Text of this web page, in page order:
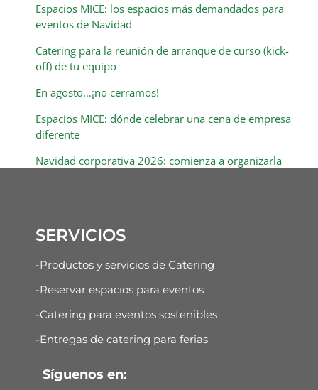
Espacios MICE: los espacios más demandados para
eventos de Navidad
Catering para la reunión de arranque de curso (kick-
off) de tu equipo
En agosto…¡no cerramos!
Espacios MICE: dónde celebrar una cena de empresa
diferente
Navidad corporativa 2026: comienza a organizarla
SERVICIOS
-Productos y servicios de Catering
-Reservar espacios para eventos
-Catering para eventos sostenibles
-Entregas de catering para ferias
Síguenos en: